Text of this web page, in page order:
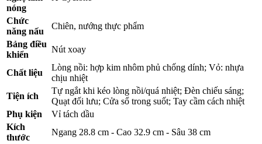
nóng
Chức
năng nấu
Chiên, nướng thực phẩm
Bảng điều
khiển
Nút xoay
Chất liệu
Lòng nồi: hợp kim nhôm phủ chống dính; Vỏ: nhựa
chịu nhiệt
Tiện ích
Tự ngắt khi kéo lòng nồi/quá nhiệt; Đèn chiếu sáng;
Quạt đối lưu; Cửa sổ trong suốt; Tay cầm cách nhiệt
Phụ kiện
Vỉ tách dầu
Kích
thước
Ngang 28.8 cm - Cao 32.9 cm - Sâu 38 cm